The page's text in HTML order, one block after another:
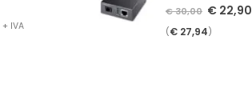
+ IVA
€30,00 € 22,90
(€ 27,94)